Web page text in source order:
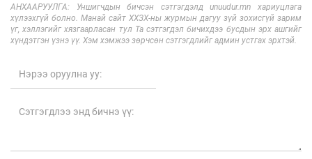
АНХААРУУЛГА: Уншигчдын бичсэн сэтгэгдэлд unuudur.mn хариуцлага
хүлээхгүй болно. Манай сайт ХХЗХ-ны журмын дагуу зүй зохисгүй зарим
үг, хэллэгийг хязгаарласан тул Та сэтгэгдэл бичихдээ бусдын эрх ашгийг
хүндэтгэн үзнэ үү. Хэм хэмжээ зөрчсөн сэтгэгдлийг админ устгах эрхтэй.